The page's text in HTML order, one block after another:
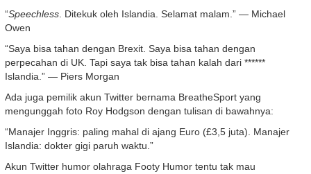
“Speechless. Ditekuk oleh Islandia. Selamat malam.” — Michael
Owen
“Saya bisa tahan dengan Brexit. Saya bisa tahan dengan
perpecahan di UK. Tapi saya tak bisa tahan kalah dari ******
Islandia.” — Piers Morgan
Ada juga pemilik akun Twitter bernama BreatheSport yang
mengunggah foto Roy Hodgson dengan tulisan di bawahnya:
“Manajer Inggris: paling mahal di ajang Euro (£3,5 juta). Manajer
Islandia: dokter gigi paruh waktu.”
Akun Twitter humor olahraga Footy Humor tentu tak mau